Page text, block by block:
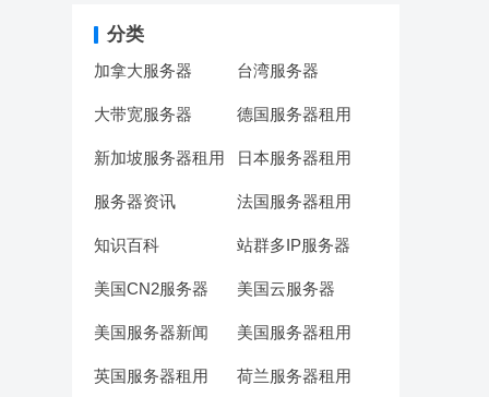
分类
加拿大服务器 台湾服务器
大带宽服务器 德国服务器租用
新加坡服务器租用 日本服务器租用
服务器资讯 法国服务器租用
知识百科 站群多IP服务器
美国CN2服务器 美国云服务器
美国服务器新闻 美国服务器租用
英国服务器租用 荷兰服务器租用